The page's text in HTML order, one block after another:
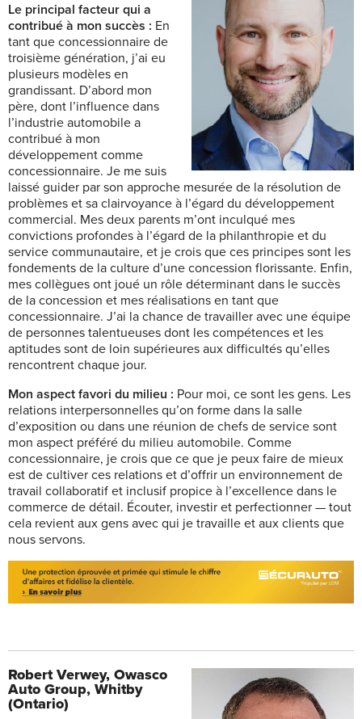
Le principal facteur qui a
contribué à mon succès : En
tant que concessionnaire de
troisième génération, j’ai eu
plusieurs modèles en
grandissant. D’abord mon
père, dont l’influence dans
l’industrie automobile a
contribué à mon
développement comme
concessionnaire. Je me suis
laissé guider par son approche mesurée de la résolution de
problèmes et sa clairvoyance à l’égard du développement
commercial. Mes deux parents m’ont inculqué mes
convictions profondes à l’égard de la philanthropie et du
service communautaire, et je crois que ces principes sont les
fondements de la culture d’une concession florissante. Enfin,
mes collègues ont joué un rôle déterminant dans le succès
de la concession et mes réalisations en tant que
concessionnaire. J’ai la chance de travailler avec une équipe
de personnes talentueuses dont les compétences et les
aptitudes sont de loin supérieures aux difficultés qu’elles
rencontrent chaque jour.
Mon aspect favori du milieu : Pour moi, ce sont les gens. Les
relations interpersonnelles qu’on forme dans la salle
d’exposition ou dans une réunion de chefs de service sont
mon aspect préféré du milieu automobile. Comme
concessionnaire, je crois que ce que je peux faire de mieux
est de cultiver ces relations et d’offrir un environnement de
travail collaboratif et inclusif propice à l’excellence dans le
commerce de détail. Écouter, investir et perfectionner — tout
cela revient aux gens avec qui je travaille et aux clients que
nous servons.
Robert Verwey, Owasco
Auto Group, Whitby
(Ontario)